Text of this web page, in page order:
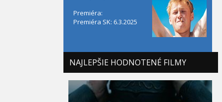
Premiéra:
Premiéra SK: 6.3.2025
NAJLEPŠIE HODNOTENÉ FILMY